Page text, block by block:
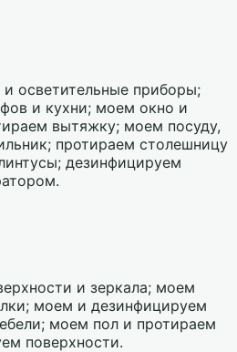
осветительные приборы;
и кухни; моем окно и
вытяжку; моем посуду,
протираем столешницу
дезинфицируем
и зеркала; моем
моем и дезинфицируем
моем пол и протираем
поверхности.